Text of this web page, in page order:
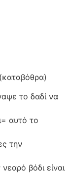
το δαδί να
αυτό το
την
βόδι είναι